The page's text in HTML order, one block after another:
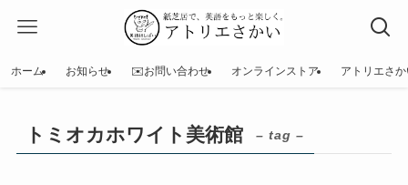
ホーム お知らせ ✉️お問い合わせ オンラインストア アトリエさ
トミオカホワイト美術館 – tag –